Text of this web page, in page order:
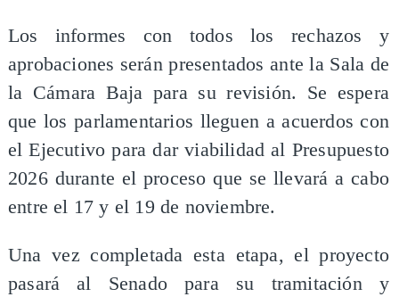
Los informes con todos los rechazos y
aprobaciones serán presentados ante la Sala de
la Cámara Baja para su revisión. Se espera
que los parlamentarios lleguen a acuerdos con
el Ejecutivo para dar viabilidad al Presupuesto
2026 durante el proceso que se llevará a cabo
entre el 17 y el 19 de noviembre.
Una vez completada esta etapa, el proyecto
pasará al Senado para su tramitación y